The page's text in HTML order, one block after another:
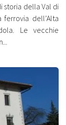
storia della Val di
dell’Alta
Le vecchie